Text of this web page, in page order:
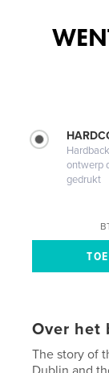
ontwerp
gedrukt
Over het
The story of